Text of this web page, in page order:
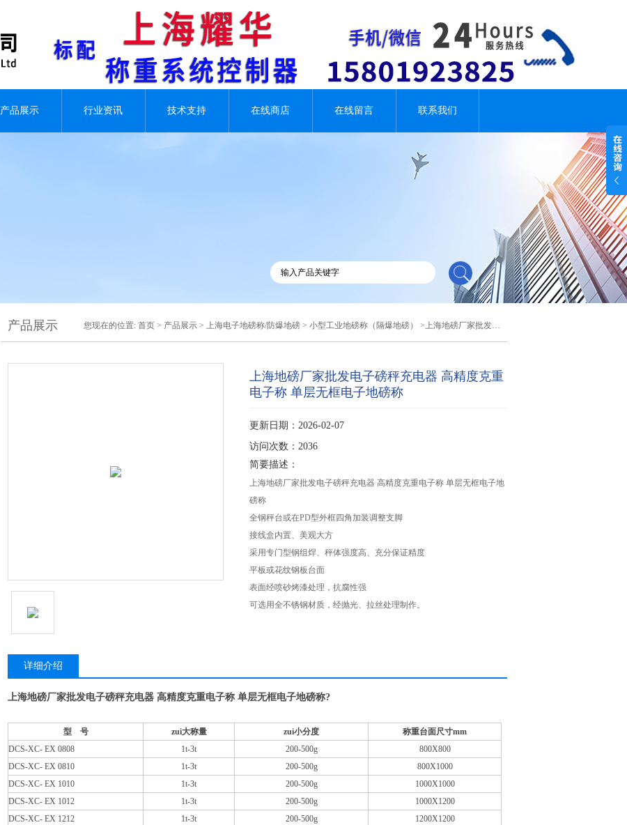
产品展示 行业资讯 技术支持 在线商店 在线留言 联系我们
产品展示 您现在的位置: 首页 > 产品展示 > 上海电子地磅称/防爆地磅 > 小型工业地磅称（隔爆地磅） >上海地磅厂家批发电子磅秤充电器 高精度克重电子称 单层无框电子地磅称
上海地磅厂家批发电子磅秤充电器 高精度克重
电子称 单层无框电子地磅称
更新日期：2026-02-07
访问次数：2036
简要描述：
上海地磅厂家批发电子磅秤充电器 高精度克重电子称 单层无框电子地
磅称
全钢秤台或在PD型外框四角加装调整支脚
接线盒内置、美观大方
采用专门型钢组焊、秤体强度高、充分保证精度
平板或花纹钢板台面
表面经喷砂烤漆处理，抗腐性强
可选用全不锈钢材质，经抛光、拉丝处理制作。
详细介绍
上海地磅厂家批发电子磅秤充电器 高精度克重电子称 单层无框电子地磅称?
型 号 zui大称量 zui小分度
称重台面尺寸mm
DCS-XC- EX 0808
1t-3t 200-500g
800X800
DCS-XC- EX 0810
1t-3t 200-500g
800X1000
DCS-XC- EX 1010
1t-3t 200-500g
1000X1000
DCS-XC- EX 1012
1t-3t 200-500g
1000X1200
DCS-XC- EX 1212
1t-3t 200-500g
1200X1200